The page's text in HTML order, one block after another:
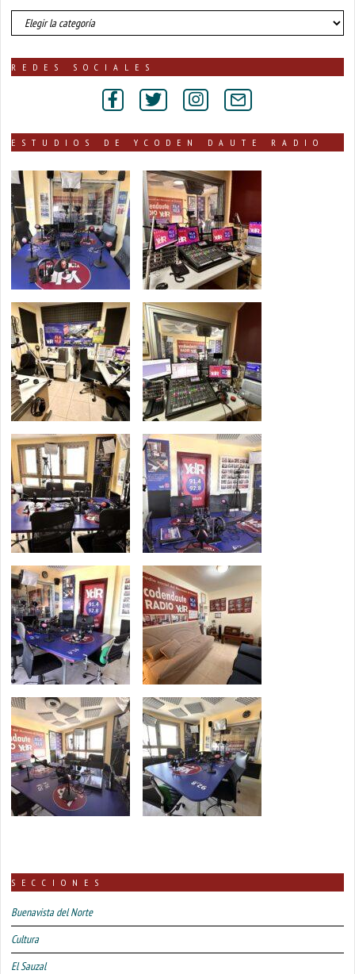
número
de
publicadas
REDES SOCIALES
ESTUDIOS DE YCODEN DAUTE RADIO
SECCIONES
Buenavista del Norte
Cultura
El Sauzal